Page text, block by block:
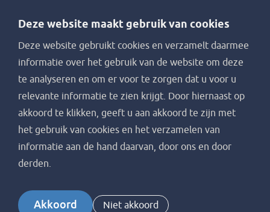
Deze website maakt gebruik van cookies
Deze website gebruikt cookies en verzamelt daarmee
informatie over het gebruik van de website om deze
te analyseren en om er voor te zorgen dat u voor u
relevante informatie te zien krijgt. Door hiernaast op
akkoord te klikken, geeft u aan akkoord te zijn met
het gebruik van cookies en het verzamelen van
informatie aan de hand daarvan, door ons en door
derden.
Akkoord Niet akkoord